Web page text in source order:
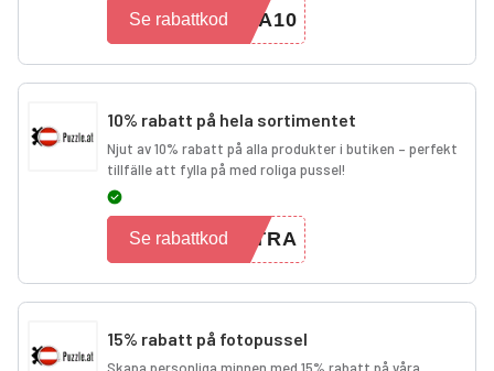
RA10
Se rabattkod
10% rabatt på hela sortimentet
Njut av 10% rabatt på alla produkter i butiken – perfekt
tillfälle att fylla på med roliga pussel!
XTRA
Se rabattkod
15% rabatt på fotopussel